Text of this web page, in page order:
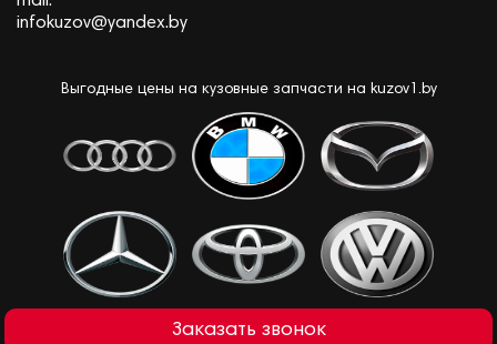
infokuzov@yandex.by
Выгодные цены на кузовные запчасти на kuzov1.by
Заказать звонок